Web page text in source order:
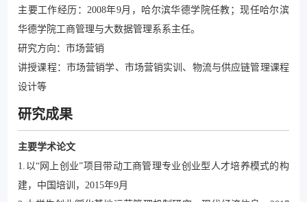
主要工作经历：2008年9月，哈尔滨华德学院任教；现任哈尔滨
华德学院工商管理与大数据管理系系主任。
研究方向：市场营销
讲授课程：市场营销学、市场营销实训、物流与供应链管理课程
设计等
研究成果
主要学术论文
1.以“网上创业”项目带动工商管理专业创业型人才培养模式的构
建，中国培训，2015年9月